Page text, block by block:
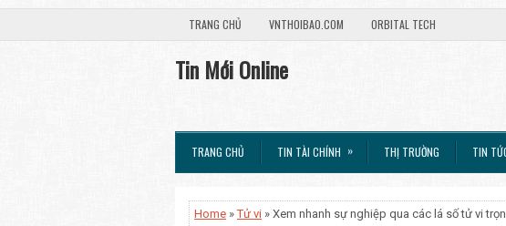
TRANG CHỦ VNTHOIBAO.COM ORBITAL TECH
Tin Mới Online
TRANG CHỦ TIN TÀI CHÍNH » THỊ TRƯỜNG TIN
Home »Tử vi » Xem nhanh sự nghiệp qua các lá số tử vi